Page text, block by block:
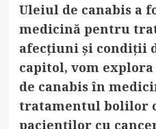
Uleiul de canabis a
medicină pentru
afecțiuni și condiții
capitol, vom
de canabis în
tratamentul bolilor
pacienților cu